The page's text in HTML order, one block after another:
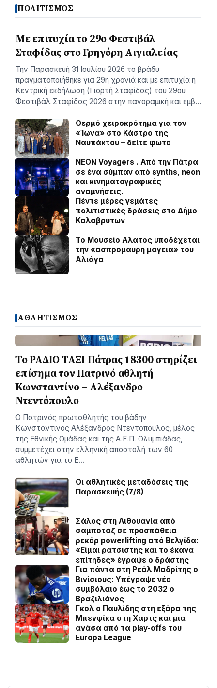
ΠΟΛΙΤΙΣΜΟΣ
Με επιτυχία το 29ο Φεστιβάλ
Σταφίδας στο Γρηγόρη Aιγιαλείας
Την Παρασκευή 31 Ιουλίου 2026 το βράδυ
πραγματοποιήθηκε για 29η χρονιά και με επιτυχία η
Κεντρική εκδήλωση (Γιορτή Σταφίδας) του 29ου
Φεστιβάλ Σταφίδας 2026 στην πανοραμική και εμβ…
Θερμό χειροκρότημα για τον
«Ίωνα» στο Κάστρο της
Ναυπάκτου – δείτε φωτο
NEON Voyagers . Από την Πάτρα
σε ένα σύμπαν από synths, neon
και κινηματογραφικές
αναμνήσεις.
Πέντε μέρες γεμάτες
πολιτιστικές δράσεις στο Δήμο
Καλαβρύτων
Το Μουσείο Αλατος υποδέχεται
την «ασπρόμαυρη μαγεία» του
Αλιάγα
ΑΘΛΗΤΙΣΜΟΣ
Το ΡΑΔΙΟ ΤΑΞΙ Πάτρας 18300 στηρίζει
επίσημα τον Πατρινό αθλητή
Κωνσταντίνο – Αλέξανδρο
Ντεντόπουλο
Ο Πατρινός πρωταθλητής του βάδην
Κωνσταντινος Αλέξανδρος Ντεντοπουλος, μέλος
της Εθνικής Ομάδας και της Α.Ε.Π. Ολυμπιάδας,
συμμετέχει στην ελληνική αποστολή των 60
αθλητών για το Ε…
Οι αθλητικές μεταδόσεις της
Παρασκευής (7/8)
Σάλος στη Λιθουανία από
σαμποτάζ σε προσπάθεια
ρεκόρ powerlifting από Βελγίδα:
«Είμαι ρατσιστής και το έκανα
επίτηδες» έγραψε ο δράστης
Για πάντα στη Ρεάλ Μαδρίτης ο
Βινίσιους: Yπέγραψε νέο
συμβόλαιο έως το 2032 ο
Βραζιλιάνος
Γκολ ο Παυλίδης στη εξάρα της
Μπενφίκα στη Χαρτς και μια
ανάσα από τα play-offs του
Europa League